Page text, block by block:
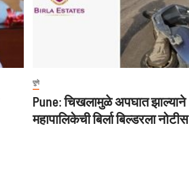
पुणे
Pune: चिखलामुळे अपघात झाल्याने
महापालिकेची बिर्ला बिल्डरला नोटीस